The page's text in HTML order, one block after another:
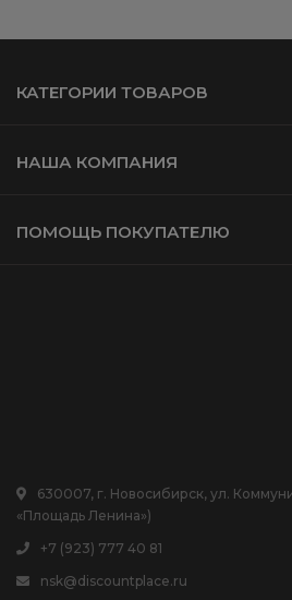
КАТЕГОРИИ ТОВАРОВ
НАША КОМПАНИЯ
ПОМОЩЬ ПОКУПАТЕЛЮ
630007, г. Новосибирск, ул.
«Площадь Ленина»)
+7 (923) 777 40 81
nsk@discountplace.ru